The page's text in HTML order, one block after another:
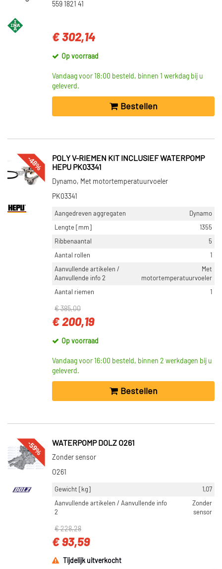
559 1821 41
€ 302,14
Op voorraad
Vandaag voor 18:00 besteld, binnen 1 werkdag bij u
geleverd.
Bestellen
-48%
POLY V-RIEMEN KIT INCLUSIEF WATERPOMP
HEPU PK03341
Dynamo, Met motortemperatuurvoeler
PK03341
Aangedreven aggregaten
Dynamo
Lengte [mm]
1355
Ribbenaantal
5
Aantal rollen
1
Aanvullende artikelen /
Aanvullende info 2
Met
motortemperatuurvoeler
Aantal riemen
1
€ 385,00
€ 200,19
Op voorraad
Vandaag voor 16:00 besteld, binnen 2 werkdagen bij u
geleverd.
Bestellen
-59% WATERPOMP DOLZ O261
Zonder sensor
O261
Gewicht [kg]
1,07
Aanvullende artikelen / Aanvullende info
2
Zonder
sensor
€ 228,28
€ 93,59
Tijdelijk uitverkocht